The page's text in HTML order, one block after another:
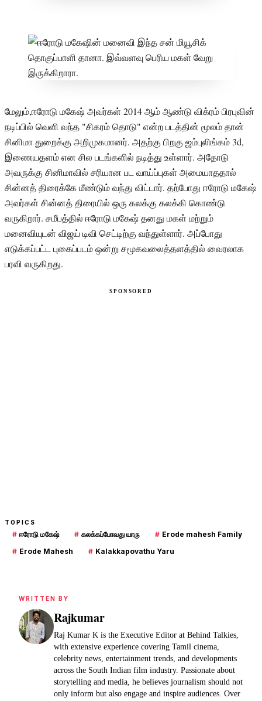
மேலும்,ஈரோடு மகேஷ் அவர்கள் 2014 ஆம் ஆண்டு விக்ரம் பிரபுவின்
நடிப்பில் வெளி வந்த "சிகரம் தொடு" என்ற படத்தின் மூலம் தான்
சினிமா துறைக்கு அறிமுகமானர். அதற்கு பிறகு ஜம்புலிங்கம் 3d,
இணையதளம் என சில படங்களில் நடித்து உள்ளார். அதோடு
அவருக்கு சினிமாவில் சரியான பட வாய்ப்புகள் அமையாததால்
சின்னத் திரைக்கே மீண்டும் வந்து விட்டார். தற்போது ஈரோடு மகேஷ்
அவர்கள் சின்னத் திரையில் ஒரு கலக்கு கலக்கி கொண்டு
வருகிறார். சமீபத்தில் ஈரோடு மகேஷ் தனது மகள் மற்றும்
மனைவியுடன் விஜய் டிவி செட்டிற்கு வந்துள்ளார். அப்போது
எடுக்கப்பட்ட புகைப்படம் ஒன்று சமூகவலைத்தளத்தில் வைரலாக
பரவி வருகிறது.
TOPICS
# ஈரோடு மகேஷ் # கலக்கப்போவது யாரு # Erode mahesh Family
# Erode Mahesh # Kalakkapovathu Yaru
WRITTEN BY
Rajkumar
Raj Kumar K is the Executive Editor at Behind Talkies,
with extensive experience covering Tamil cinema,
celebrity news, entertainment trends, and developments
across the South Indian film industry. Passionate about
storytelling and media, he believes journalism should not
only inform but also engage and inspire audiences. Over